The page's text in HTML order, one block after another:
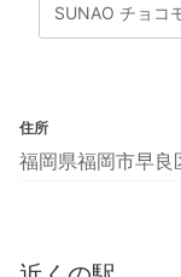
SUNAO チョコ
住所
福岡県福岡市早